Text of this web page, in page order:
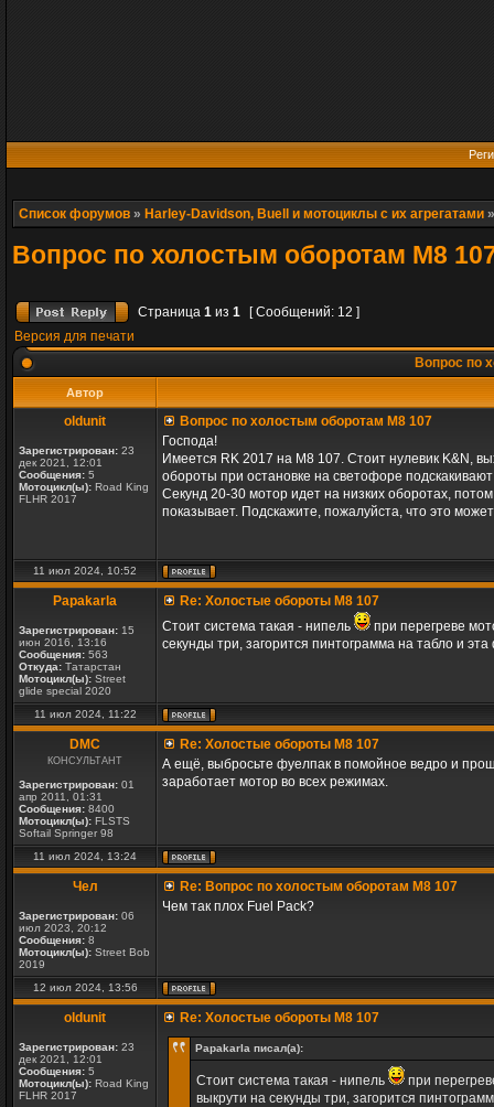
Список форумов » Harley-Davidson, Buell и мотоциклы с их агрегатами
Вопрос по холостым оборотам M8
Страница 1 из 1
[ Сообщений: 12 ]
Версия для печати
Вопрос по
Автор
oldunit
Зарегистрирован: 23
дек 2021, 12:01
Сообщения: 5
Мотоцикл(ы): Road King
FLHR 2017
Вопрос по холостым оборотам M8 107
Господа!
Имеется RK 2017 на M8 107. Стоит нулевик K&N,
обороты при остановке на светофоре
Секунд 20-30 мотор идет на низких оборотах,
показывает. Подскажите, пожалуйста, что это
11 июл 2024, 10:52
Papakarla
Зарегистрирован: 15
июн 2016, 13:16
Сообщения: 563
Откуда: Татарстан
Мотоцикл(ы): Street
glide special 2020
Re: Холостые обороты M8 107
Стоит система такая - нипель
при перегреве
секунды три, загорится пинтограмма на табло и
11 июл 2024, 11:22
DMC
КОНСУЛЬТАНТ
Зарегистрирован: 01
апр 2011, 01:31
Сообщения: 8400
Мотоцикл(ы): FLSTS
Softail Springer 98
Re: Холостые обороты M8 107
А ещё, выбросьте фуелпак в помойное ведро и
заработает мотор во всех режимах.
11 июл 2024, 13:24
Чел
Зарегистрирован: 06
июл 2023, 20:12
Сообщения: 8
Мотоцикл(ы): Street Bob
2019
Re: Вопрос по холостым оборотам M8 107
Чем так плох Fuel Pack?
12 июл 2024, 13:56
oldunit
Зарегистрирован: 23
дек 2021, 12:01
Сообщения: 5
Мотоцикл(ы): Road King
FLHR 2017
Re: Холостые обороты M8 107
Papakarla писал(а):
Стоит система такая - нипель
при
выкрути на секунды три, загорится